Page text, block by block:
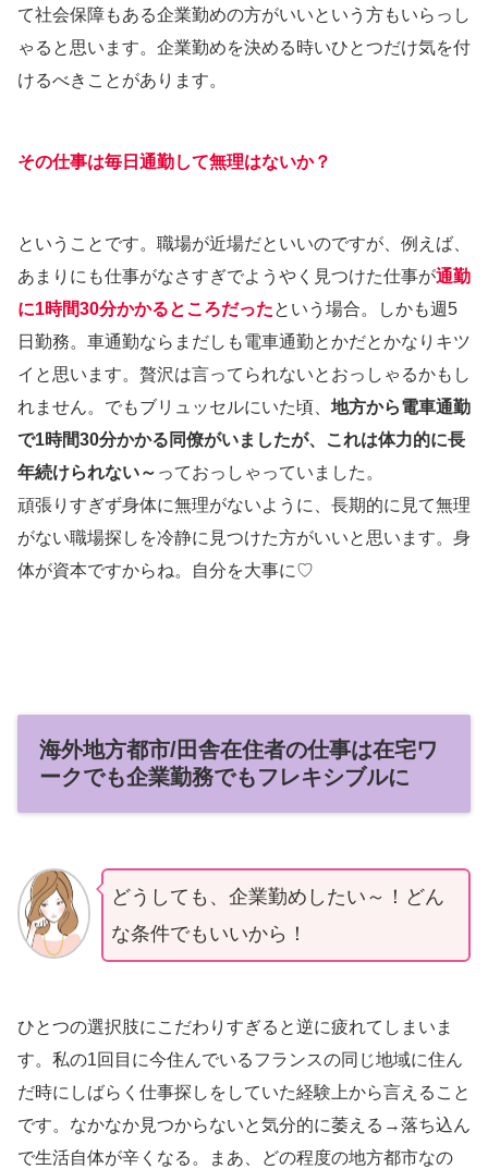
て社会保障もある企業勤めの方がいいという方もいらっし
ゃると思います。企業勤めを決める時いひとつだけ気を付
けるべきことがあります。
その仕事は毎日通勤して無理はないか？
ということです。職場が近場だといいのですが、例えば、
あまりにも仕事がなさすぎでようやく見つけた仕事が通勤
に1時間30分かかるところだったという場合。しかも週5
日勤務。車通勤ならまだしも電車通勤とかだとかなりキツ
イと思います。贅沢は言ってられないとおっしゃるかもし
れません。でもブリュッセルにいた頃、 地方から電車通勤
で1時間30分かかる同僚がいましたが、これは体力的に長
年続けられない～ っておっしゃっていました。
頑張りすぎず身体に無理がないように、長期的に見て無理
がない職場探しを冷静に見つけた方がいいと思います。身
体が資本ですからね。自分を大事に♡
海外地方都市/田舎在住者の仕事は在宅ワ
ークでも企業勤務でもフレキシブルに
どうしても、企業勤めしたい～！どん
な条件でもいいから！
ひとつの選択肢にこだわりすぎると逆に疲れてしまいま
す。私の1回目に今住んでいるフランスの同じ地域に住ん
だ時にしばらく仕事探しをしていた経験上から言えること
です。なかなか見つからないと気分的に萎える→落ち込ん
で生活自体が辛くなる。まあ、どの程度の地方都市なの